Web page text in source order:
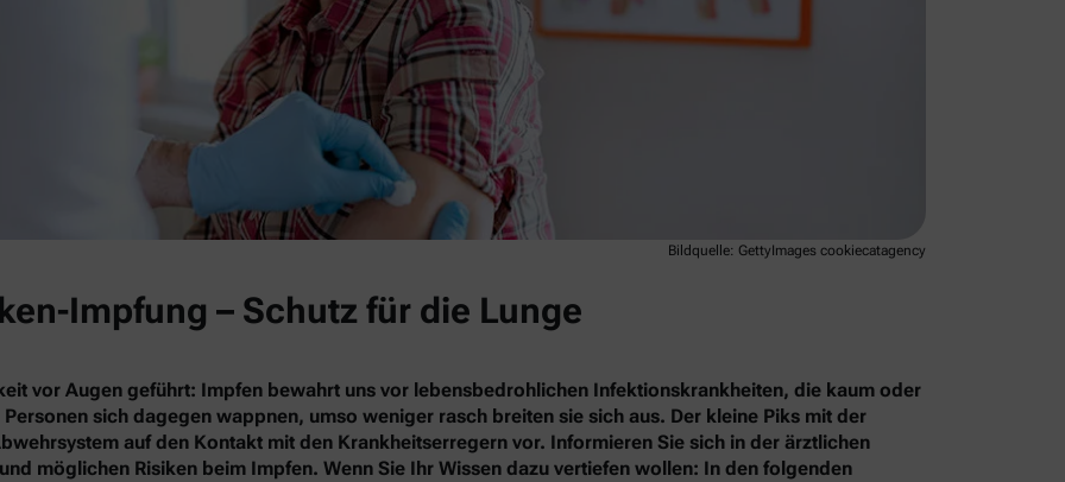
Bildquelle: GettyImages cookiecatagency
Impfung – Schutz für die Lunge
vor Augen geführt: Impfen bewahrt uns vor lebensbedrohlichen Infektionskrankheiten, die kaum oder
sich dagegen wappnen, umso weniger rasch breiten sie sich aus. Der kleine Piks mit der
auf den Kontakt mit den Krankheitserregern vor. Informieren Sie sich in der ärztlichen
möglichen Risiken beim Impfen. Wenn Sie Ihr Wissen dazu vertiefen wollen: In den folgenden